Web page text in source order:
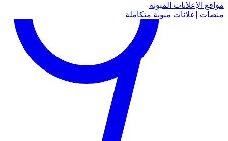
مواقع الإعلانات المبوبة
منصات إعلانات مبوبة متكاملة